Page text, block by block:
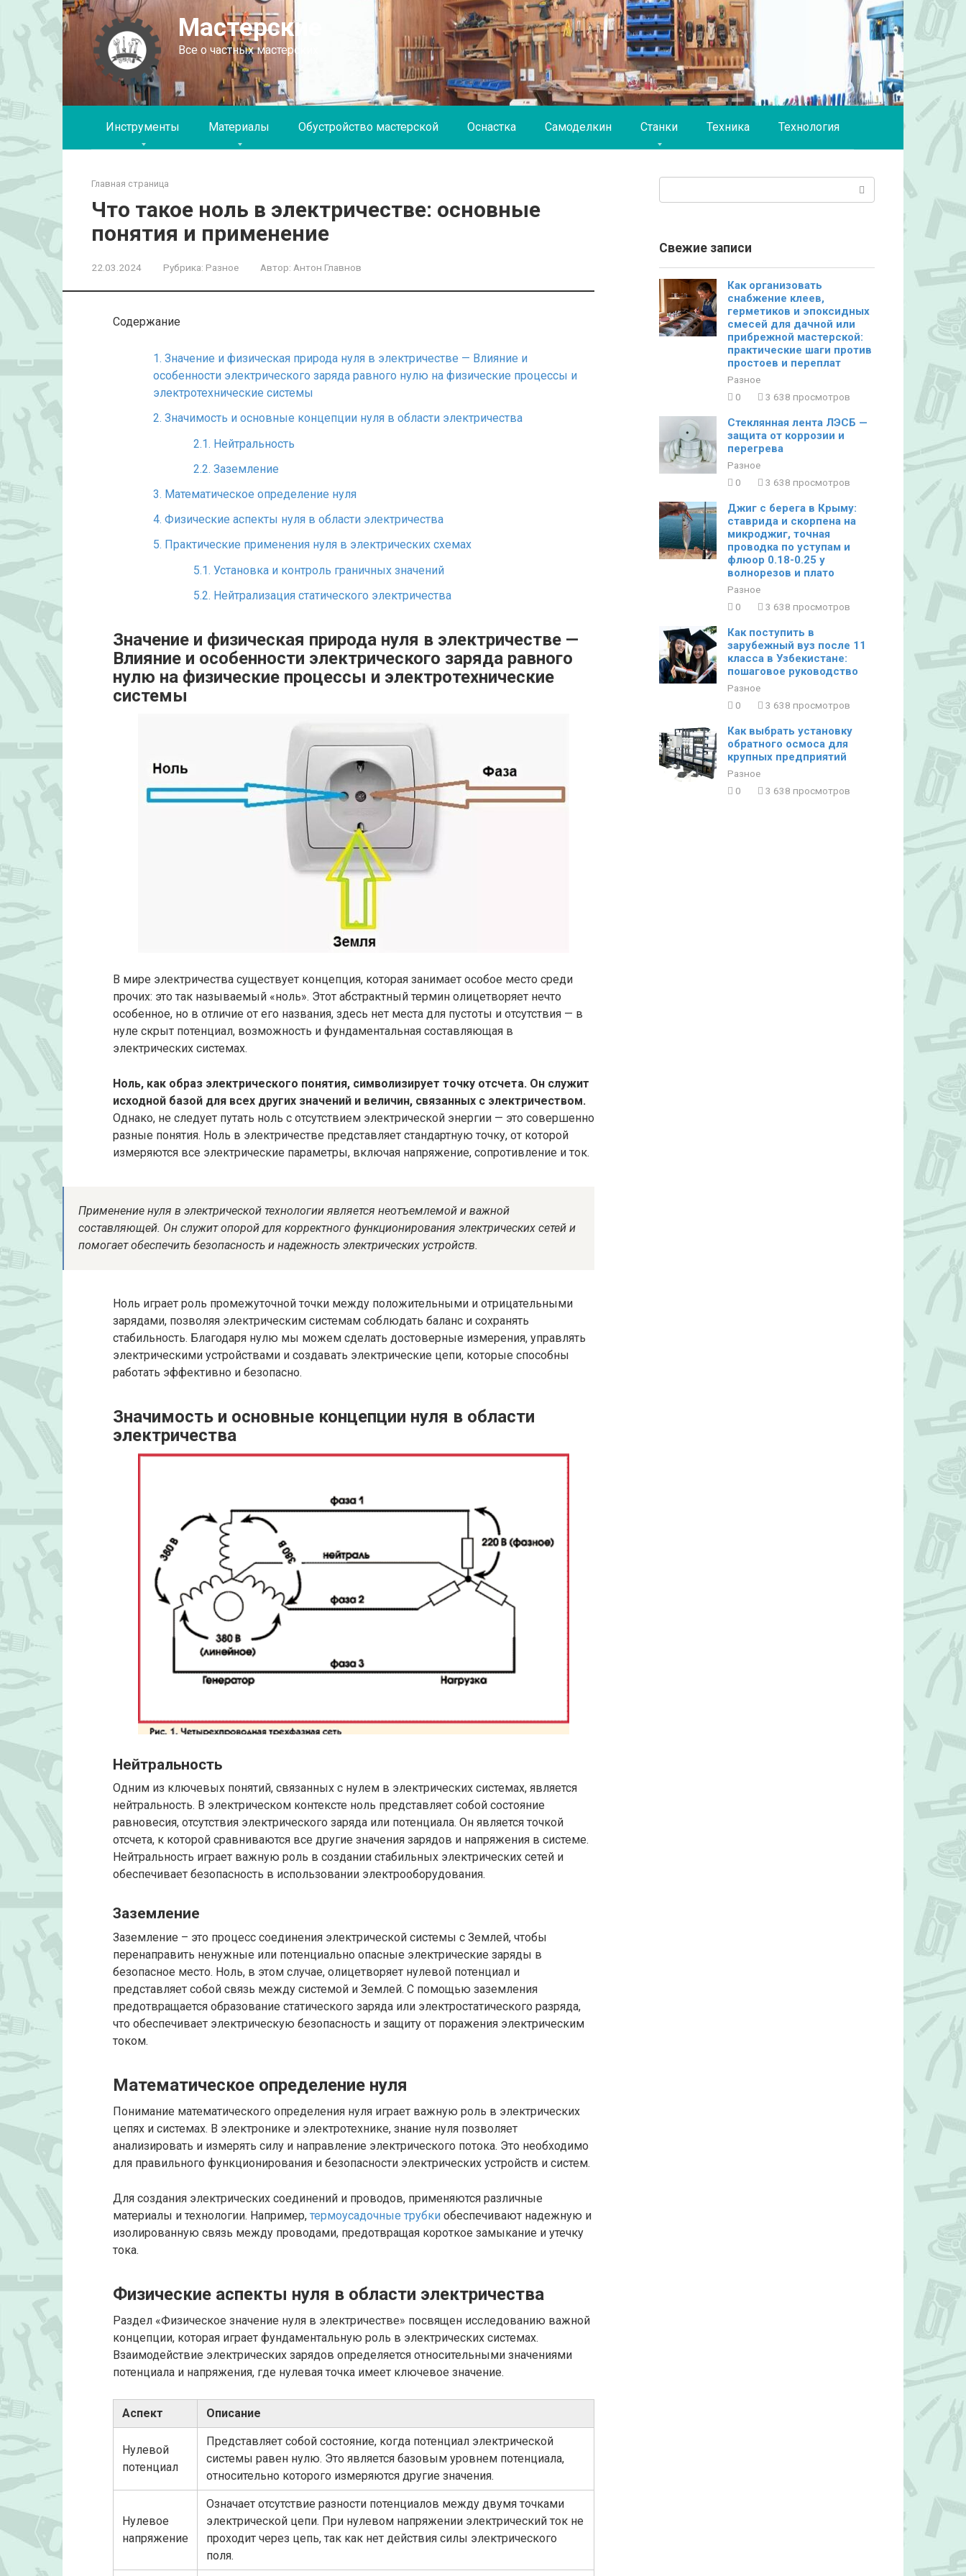
Перейти
контенту
Мастерские
Все о частных мастерских
Инструменты Материалы Обустройство мастерской Оснастка Самоделкин Станки Техника Технология
Главная страница
Что такое ноль в электричестве: основные
понятия и применение
22.03.2024 Рубрика: Разное Автор: Антон Главнов
Содержание
1. Значение и физическая природа нуля в электричестве — Влияние и
особенности электрического заряда равного нулю на физические процессы и
электротехнические системы
2. Значимость и основные концепции нуля в области электричества
2.1. Нейтральность
2.2. Заземление
3. Математическое определение нуля
4. Физические аспекты нуля в области электричества
5. Практические применения нуля в электрических схемах
5.1. Установка и контроль граничных значений
5.2. Нейтрализация статического электричества
Значение и физическая природа нуля в электричестве —
Влияние и особенности электрического заряда равного
нулю на физические процессы и электротехнические
системы
В мире электричества существует концепция, которая занимает особое место среди
прочих: это так называемый «ноль». Этот абстрактный термин олицетворяет нечто
особенное, но в отличие от его названия, здесь нет места для пустоты и отсутствия — в
нуле скрыт потенциал, возможность и фундаментальная составляющая в
электрических системах.
Ноль, как образ электрического понятия, символизирует точку отсчета. Он служит
исходной базой для всех других значений и величин, связанных с электричеством.
Однако, не следует путать ноль с отсутствием электрической энергии — это совершенно
разные понятия. Ноль в электричестве представляет стандартную точку, от которой
измеряются все электрические параметры, включая напряжение, сопротивление и ток.
Применение нуля в электрической технологии является неотъемлемой и важной
составляющей. Он служит опорой для корректного функционирования электрических сетей и
помогает обеспечить безопасность и надежность электрических устройств.
Ноль играет роль промежуточной точки между положительными и отрицательными
зарядами, позволяя электрическим системам соблюдать баланс и сохранять
стабильность. Благодаря нулю мы можем сделать достоверные измерения, управлять
электрическими устройствами и создавать электрические цепи, которые способны
работать эффективно и безопасно.
Значимость и основные концепции нуля в области
электричества
Нейтральность
Одним из ключевых понятий, связанных с нулем в электрических системах, является
нейтральность. В электрическом контексте ноль представляет собой состояние
равновесия, отсутствия электрического заряда или потенциала. Он является точкой
отсчета, к которой сравниваются все другие значения зарядов и напряжения в системе.
Нейтральность играет важную роль в создании стабильных электрических сетей и
обеспечивает безопасность в использовании электрооборудования.
Заземление
Заземление – это процесс соединения электрической системы с Землей, чтобы
перенаправить ненужные или потенциально опасные электрические заряды в
безопасное место. Ноль, в этом случае, олицетворяет нулевой потенциал и
представляет собой связь между системой и Землей. С помощью заземления
предотвращается образование статического заряда или электростатического разряда,
что обеспечивает электрическую безопасность и защиту от поражения электрическим
током.
Математическое определение нуля
Понимание математического определения нуля играет важную роль в электрических
цепях и системах. В электронике и электротехнике, знание нуля позволяет
анализировать и измерять силу и направление электрического потока. Это необходимо
для правильного функционирования и безопасности электрических устройств и систем.
Для создания электрических соединений и проводов, применяются различные
материалы и технологии. Например, термоусадочные трубки обеспечивают надежную и
изолированную связь между проводами, предотвращая короткое замыкание и утечку
тока.
Физические аспекты нуля в области электричества
Раздел «Физическое значение нуля в электричестве» посвящен исследованию важной
концепции, которая играет фундаментальную роль в электрических системах.
Взаимодействие электрических зарядов определяется относительными значениями
потенциала и напряжения, где нулевая точка имеет ключевое значение.
Аспект Описание
Нулевой
потенциал
Представляет собой состояние, когда потенциал электрической
системы равен нулю. Это является базовым уровнем потенциала,
относительно которого измеряются другие значения.
Нулевое
напряжение
Означает отсутствие разности потенциалов между двумя точками
электрической цепи. При нулевом напряжении электрический ток не
проходит через цепь, так как нет действия силы электрического
поля.
Свежие записи
Как организовать
снабжение клеев,
герметиков и эпоксидных
смесей для дачной или
прибрежной мастерской:
практические шаги против
простоев и переплат
Разное
0
3 638 просмотров
Стеклянная лента ЛЭСБ —
защита от коррозии и
перегрева
Разное
0
3 638 просмотров
Джиг с берега в Крыму:
ставрида и скорпена на
микроджиг, точная
проводка по уступам и
флюор 0.18-0.25 у
волнорезов и плато
Разное
0
3 638 просмотров
Как поступить в
зарубежный вуз после 11
класса в Узбекистане:
пошаговое руководство
Разное
0
3 638 просмотров
Как выбрать установку
обратного осмоса для
крупных предприятий
Разное
0
3 638 просмотров